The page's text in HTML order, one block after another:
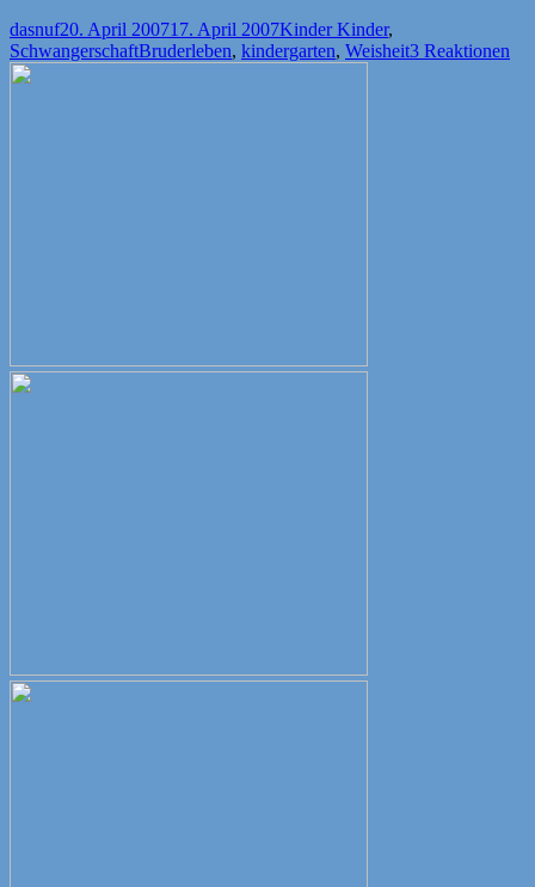
Autor
dasnufVeröffentlicht
am
20. April 200717. April 2007Kategorien
Kinder Kinder,
SchwangerschaftSchlagwörter
Bruderleben, kindergarten, Weisheit3 Reaktionen